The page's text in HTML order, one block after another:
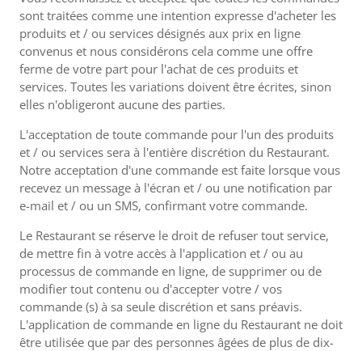
sont traitées comme une intention expresse d'acheter les
produits et / ou services désignés aux prix en ligne
convenus et nous considérons cela comme une offre
ferme de votre part pour l'achat de ces produits et
services. Toutes les variations doivent être écrites, sinon
elles n'obligeront aucune des parties.
L'acceptation de toute commande pour l'un des produits
et / ou services sera à l'entière discrétion du Restaurant.
Notre acceptation d'une commande est faite lorsque vous
recevez un message à l'écran et / ou une notification par
e-mail et / ou un SMS, confirmant votre commande.
Le Restaurant se réserve le droit de refuser tout service,
de mettre fin à votre accès à l'application et / ou au
processus de commande en ligne, de supprimer ou de
modifier tout contenu ou d'accepter votre / vos
commande (s) à sa seule discrétion et sans préavis.
L'application de commande en ligne du Restaurant ne doit
être utilisée que par des personnes âgées de plus de dix-